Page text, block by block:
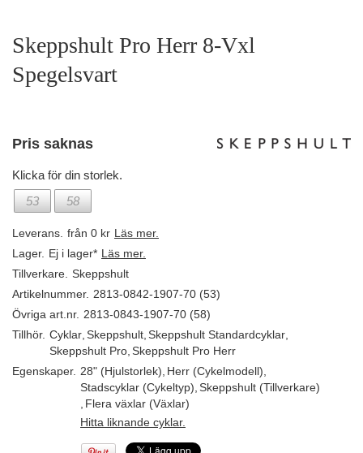
Skeppshult Pro Herr 8-Vxl
Spegelsvart
Pris saknas
Klicka för din storlek.
53
58
Leverans. från 0 kr Läs mer.
Lager. Ej i lager* Läs mer.
Tillverkare. Skeppshult
Artikelnummer. 2813-0842-1907-70 (53)
Övriga art.nr. 2813-0843-1907-70 (58)
Tillhör. Cyklar Skeppshult Skeppshult Standardcyklar
Skeppshult Pro Skeppshult Pro Herr
Egenskaper. 28" (Hjulstorlek) Herr (Cykelmodell)
Stadscyklar (Cykeltyp) Skeppshult (Tillverkare)
Flera växlar (Växlar)
Hitta liknande cyklar.